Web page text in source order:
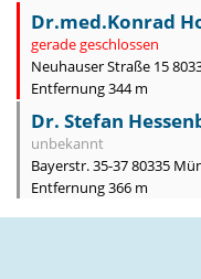
Dr.med.Konrad
gerade geschlossen
Neuhauser Straße 15
Entfernung 344 m
Dr. Stefan
unbekannt
Bayerstr. 35-37 80335
Entfernung 366 m